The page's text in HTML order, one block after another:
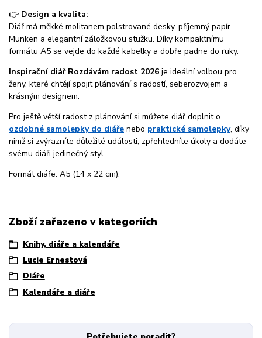
👉 Design a kvalita:
Diář má měkké molitanem polstrované desky, příjemný papír
Munken a elegantní záložkovou stužku. Díky kompaktnímu
formátu A5 se vejde do každé kabelky a dobře padne do ruky.
Inspirační diář Rozdávám radost 2026 je ideální volbou pro
ženy, které chtějí spojit plánování s radostí, seberozvojem a
krásným designem.
Pro ještě větší radost z plánování si můžete diář doplnit o
ozdobné samolepky do diáře nebo praktické samolepky, díky
nimž si zvýrazníte důležité události, zpřehledníte úkoly a dodáte
svému diáři jedinečný styl.
Formát diáře: A5 (14 x 22 cm).
Zboží zařazeno v kategoriích
Knihy, diáře a kalendáře
Lucie Ernestová
Diáře
Kalendáře a diáře